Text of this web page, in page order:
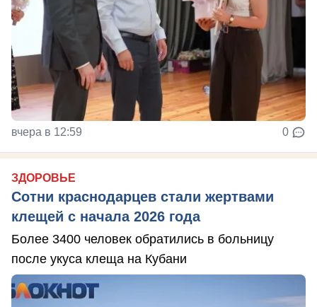
вчера в 12:59 0
ЗДОРОВЬЕ
Сотни краснодарцев стали жертвами
клещей с начала 2026 года
Более 3400 человек обратились в больницу
после укуса клеща на Кубани